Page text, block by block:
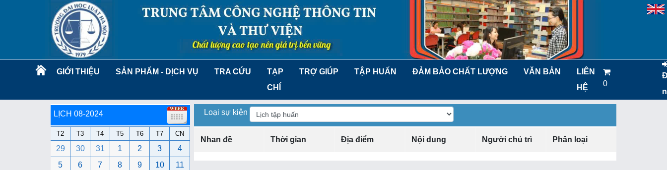
GIỚI THIỆU SẢN PHẨM - DỊCH VỤ TRA CỨU
TẠP
CHÍ
TRỢ GIÚP TẬP HUẤN ĐẢM BẢO CHẤT LƯỢNG VĂN BẢN
LIÊN
HỆ
0
LỊCH 08-2024
T2 T3 T4 T5 T6 T7 CN
29 30 31 1 2 3
4
5
6 7 8 9 10
11
Loại sự kiện
Nhan đề Thời gian Địa điểm Nội dung Người chủ trì Phân loại